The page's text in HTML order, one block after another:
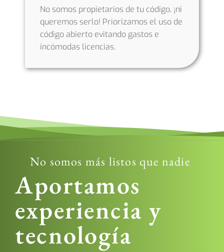
No somos propietarios de tu código, ¡ni
queremos serlo! Priorizamos el uso de
código abierto evitando gastos e
incómodas licencias.
No somos más listos que nadie
Aportamos
experiencia y
tecnología